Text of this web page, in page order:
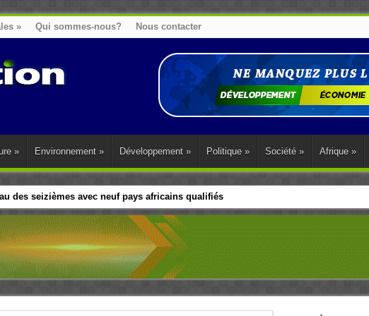
» Qui sommes-nous? Nous contacter
» Environnement » Développement » Politique » Société » Afrique »
des seizièmes avec neuf pays africains qualifiés
diaspora tentent de parler d’une seule voix sur la question des réparations